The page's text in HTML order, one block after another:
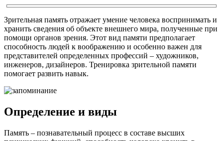
Зрительная память отражает умение человека воспринимать и
хранить сведения об объекте внешнего мира, полученные при
помощи органов зрения. Этот вид памяти предполагает
способность людей к воображению и особенно важен для
представителей определенных профессий – художников,
инженеров, дизайнеров. Тренировка зрительной памяти
помогает развить навык.
Определение и виды
Память – познавательный процесс в составе высших